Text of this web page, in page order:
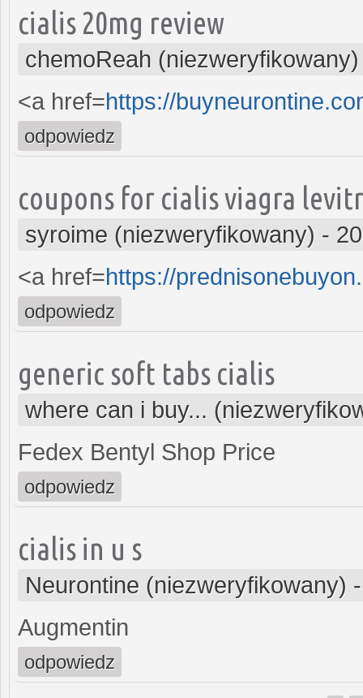
cialis 20mg review
chemoReah (niezweryfikowany)
<a href=https://
odpowiedz
coupons for cialis viagra
syroime (niezweryfikowany) -
<a href=https://
odpowiedz
generic soft tabs cialis
where can i buy...
Fedex Bentyl Shop Price
odpowiedz
cialis in u s
Neurontine (niezweryfikowany)
Augmentin
odpowiedz